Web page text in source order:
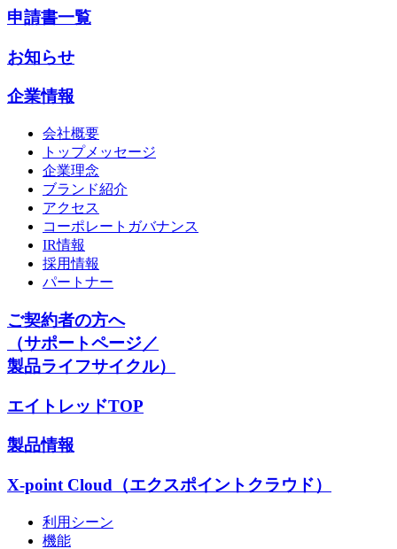
申請書一覧
お知らせ
企業情報
会社概要
トップメッセージ
企業理念
ブランド紹介
アクセス
コーポレートガバナンス
IR情報
採用情報
パートナー
ご契約者の方へ
（サポートページ／
製品ライフサイクル）
エイトレッドTOP
製品情報
X-point Cloud（エクスポイントクラウド）
利用シーン
機能